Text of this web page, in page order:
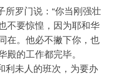
所罗门说：“你当刚强壮
不要惊惶，因为耶和华
在。他必不撇下你，也
殿的工作都完毕。
利未人的班次，为要办